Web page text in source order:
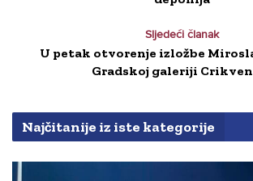
Sljedeći članak
U petak otvorenje izložbe
Gradskoj galeriji
Najčitanije iz iste kategorije